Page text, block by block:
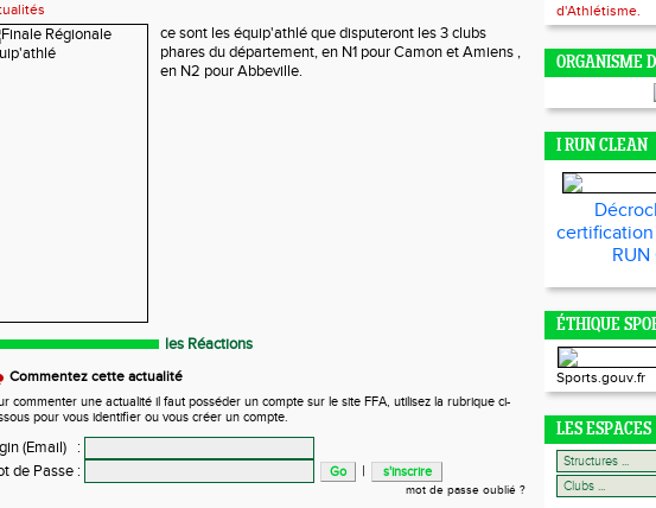
ce sont les équip'athlé que disputeront les 3 clubs
phares du département, en N1 pour Camon et Amiens ,
en N2 pour Abbeville.
les Réactions
Commentez cette actualité
commenter une actualité il faut posséder un compte sur le site FFA, utilisez la rubrique ci-
pour vous identifier ou vous créer un compte.
(Email)
:
de Passe : |
mot de passe oublié ?
d'Athlétisme.
ORGANISME
I RUN CLEAN
RUN
ÉTHIQUE
Sports.gouv.fr
LES ESPACES